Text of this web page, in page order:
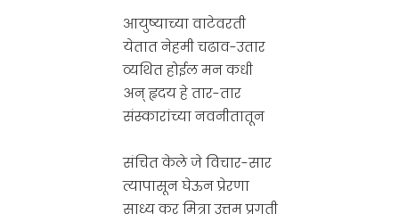
आयुष्याच्या वाटेवरती
येतात नेहमी चढाव-उतार
व्यथित होईल मन कधी
अन् हृदय हे तार-तार
संस्कारांच्या नवनीतातून
संचित केले जे विचार-सार
त्यापासून घेऊन प्रेरणा
साध्य कर मित्रा उत्तम प्रगती